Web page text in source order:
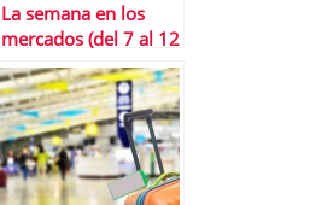
La semana en los
mercados (del 7 al 12
de julio)